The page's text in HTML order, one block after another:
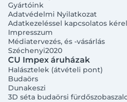
Gyártóink
Adatvédelmi Nyilatkozat
Adatkezeléssel kapcsolatos
Impresszum
Médiatervezés, és -vásárlás
Széchenyi2020
CU Impex áruházak
Halásztelek (átvételi pont)
Budaörs
Dunakeszi
3D séta budaörsi